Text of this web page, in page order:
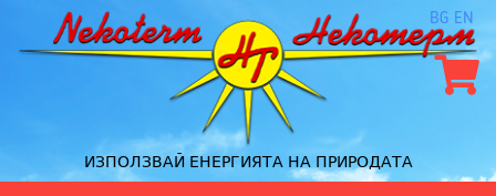
ИЗПОЛЗВАЙ ЕНЕРГИЯТА НА ПРИРОДАТА
BG EN